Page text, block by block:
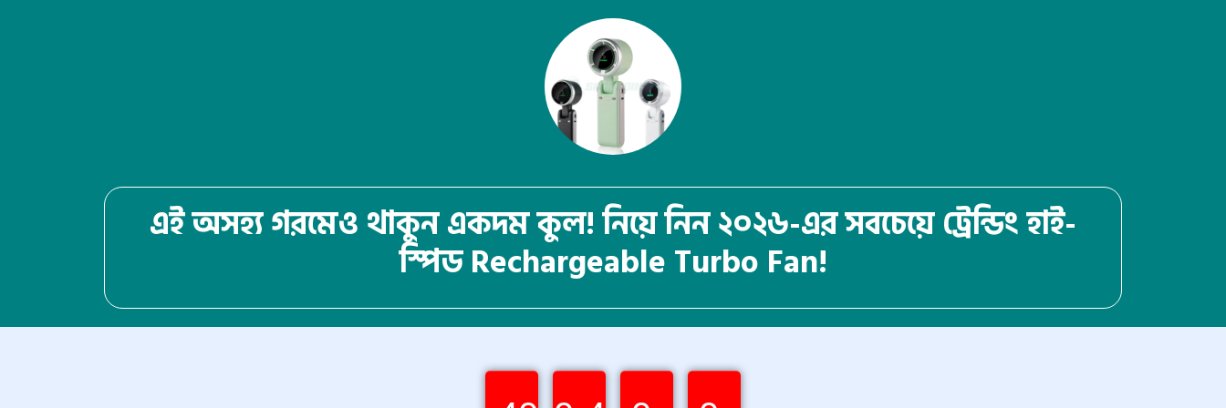
এই অসহ্য গরমেও থাকুন একদম কুল! নিয়ে নিন ২০২৬-এর সবচেয়ে ট্রেন্ডিং হাই-
স্পিড Rechargeable Turbo Fan!